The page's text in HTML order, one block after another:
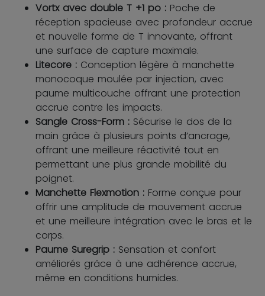
Vortx avec double T +1 po : Poche de
réception spacieuse avec profondeur accrue
et nouvelle forme de T innovante, offrant
une surface de capture maximale.
Litecore : Conception légère à manchette
monocoque moulée par injection, avec
paume multicouche offrant une protection
accrue contre les impacts.
Sangle Cross-Form : Sécurise le dos de la
main grâce à plusieurs points d’ancrage,
offrant une meilleure réactivité tout en
permettant une plus grande mobilité du
poignet.
Manchette Flexmotion : Forme conçue pour
offrir une amplitude de mouvement accrue
et une meilleure intégration avec le bras et le
corps.
Paume Suregrip : Sensation et confort
améliorés grâce à une adhérence accrue,
même en conditions humides.